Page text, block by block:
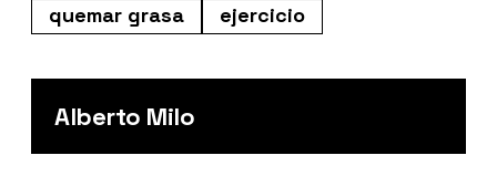
quemar grasa
ejercicio
Alberto Milo